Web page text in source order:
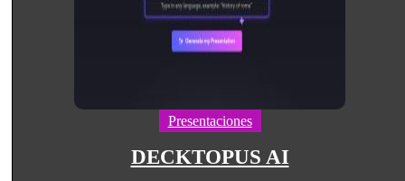
Presentaciones
DECKTOPUS AI